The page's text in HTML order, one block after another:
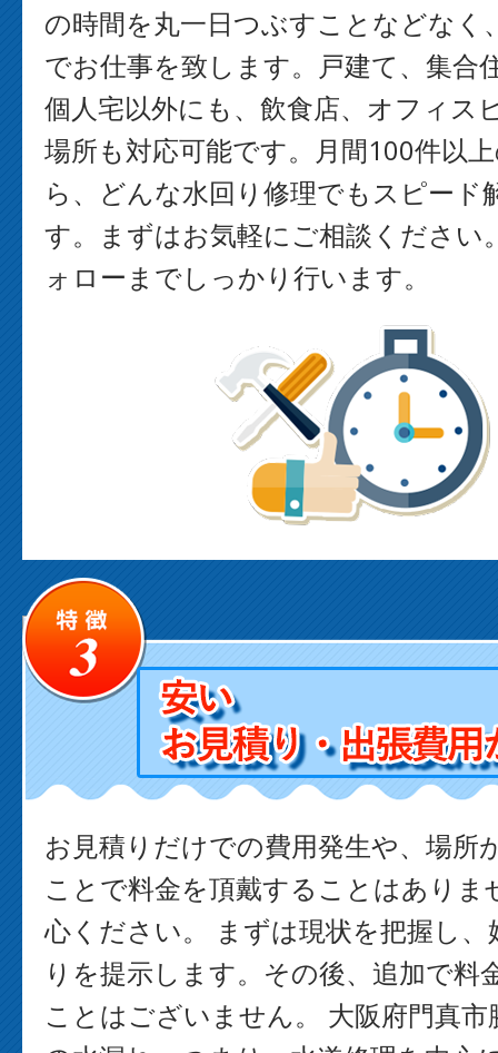
の時間を丸一日つぶすことなどなく
でお仕事を致します。戸建て、集合
個人宅以外にも、飲食店、オフィス
場所も対応可能です。月間100件以
ら、どんな水回り修理でもスピード
す。まずはお気軽にご相談ください
ォローまでしっかり行います。
お見積りだけでの費用発生や、場所
ことで料金を頂戴することはありま
心ください。 まずは現状を把握し
りを提示します。その後、追加で料
ことはございません。 大阪府門真